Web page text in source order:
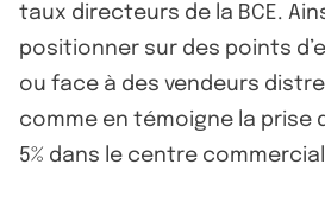
taux directeurs de la BCE.
positionner sur des points
ou face à des vendeurs
comme en témoigne la prise
5% dans le centre commercial